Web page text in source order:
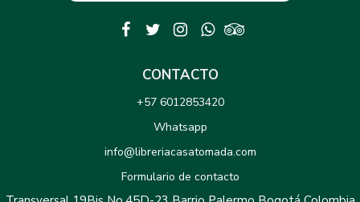
CONTACTO
+57 6012853420
Whatsapp
info@libreriacasatomada.com
Formulario de contacto